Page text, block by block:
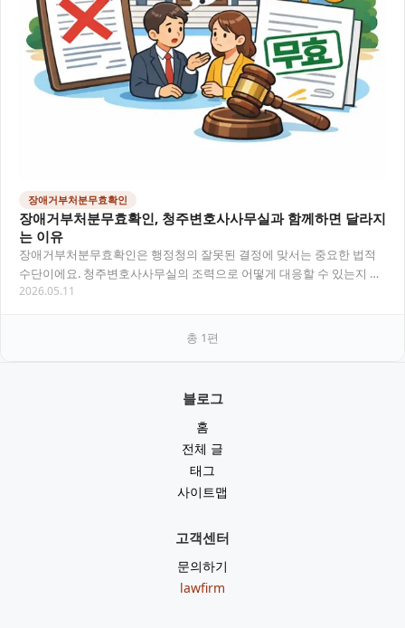
장애거부처분무효확인
장애거부처분무효확인, 청주변호사사무실과 함께하면 달라지
는 이유
장애거부처분무효확인은 행정청의 잘못된 결정에 맞서는 중요한 법적
수단이에요. 청주변호사사무실의 조력으로 어떻게 대응할 수 있는지 실
제 흐름 중심으로 정리했어요. 목차 장애거부처분무…
2026.05.11
총 1편
블로그
홈
전체 글
태그
사이트맵
고객센터
문의하기
lawfirm